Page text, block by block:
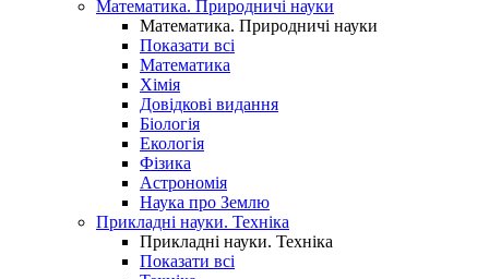
Математика. Природничі науки
Математика. Природничі науки
Показати всі
Математика
Хімія
Довідкові видання
Біологія
Екологія
Фізика
Астрономія
Наука про Землю
Прикладні науки. Техніка
Прикладні науки. Техніка
Показати всі